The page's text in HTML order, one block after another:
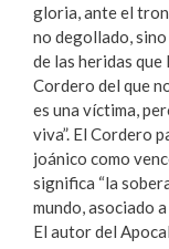
gloria, ante el
no degollado,
de las heridas que
Cordero del que
es una víctima,
viva”. El Cordero
joánico como
significa “la
mundo, asociado
El autor del